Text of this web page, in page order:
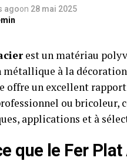
agoon 28 mai 2025
est un matériau
à la
offre un excellent
ou bricoleur,
applications et à
que le Fer